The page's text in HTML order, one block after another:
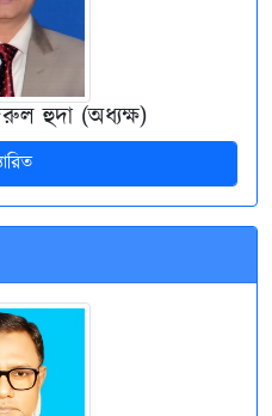
হুদা (অধ্যক্ষ)